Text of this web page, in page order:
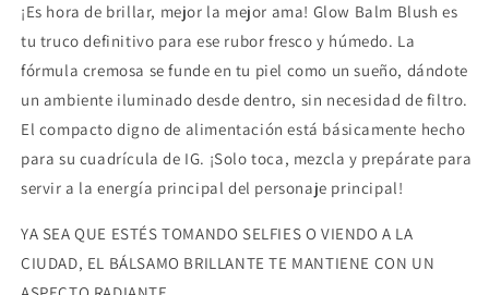
¡Es hora de brillar, mejor la mejor ama! Glow Balm Blush es
tu truco definitivo para ese rubor fresco y húmedo. La
fórmula cremosa se funde en tu piel como un sueño, dándote
un ambiente iluminado desde dentro, sin necesidad de filtro.
El compacto digno de alimentación está básicamente hecho
para su cuadrícula de IG. ¡Solo toca, mezcla y prepárate para
servir a la energía principal del personaje principal!
YA SEA QUE ESTÉS TOMANDO SELFIES O VIENDO A LA
CIUDAD, EL BÁLSAMO BRILLANTE TE MANTIENE CON UN